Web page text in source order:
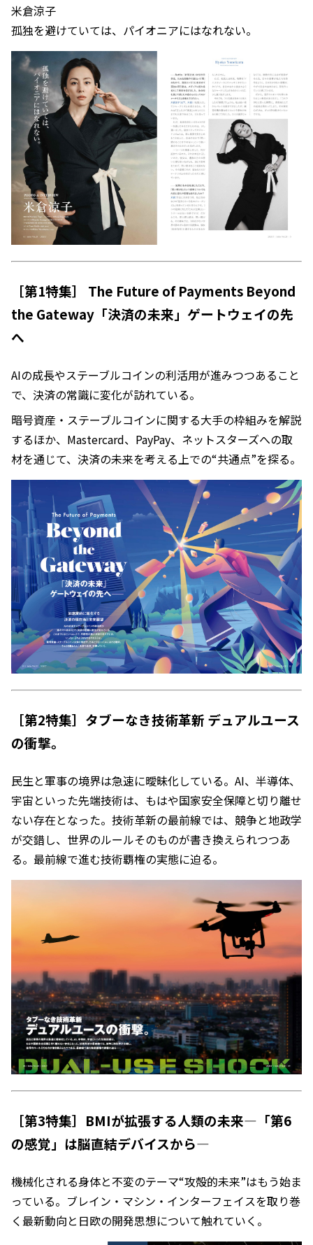
米倉涼子
孤独を避けていては、パイオニアにはなれない。
［第1特集］ The Future of Payments Beyond
the Gateway「決済の未来」ゲートウェイの先
へ
AIの成長やステーブルコインの利活用が進みつつあること
で、決済の常識に変化が訪れている。
暗号資産・ステーブルコインに関する大手の枠組みを解説
するほか、Mastercard、PayPay、ネットスターズへの取
材を通じて、決済の未来を考える上での“共通点”を探る。
［第2特集］タブーなき技術革新 デュアルユース
の衝撃。
民生と軍事の境界は急速に曖昧化している。AI、半導体、
宇宙といった先端技術は、もはや国家安全保障と切り離せ
ない存在となった。技術革新の最前線では、競争と地政学
が交錯し、世界のルールそのものが書き換えられつつあ
る。最前線で進む技術覇権の実態に迫る。
［第3特集］BMIが拡張する人類の未来―「第6
の感覚」は脳直結デバイスから―
機械化される身体と不変のテーマ“攻殻的未来”はもう始ま
っている。ブレイン・マシン・インターフェイスを取り巻
く最新動向と日欧の開発思想について触れていく。